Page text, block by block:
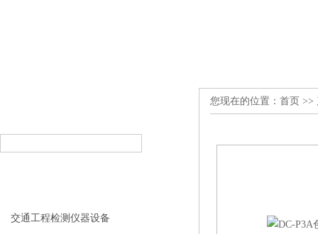
交通工程检测仪器设备
您现在的位置： 首页 >>